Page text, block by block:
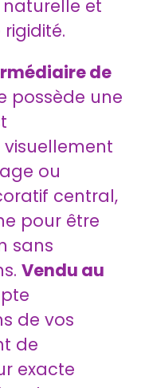
et
de
possède une
ou
central,
pour être
sans
Vendu au
de vos
de
exacte